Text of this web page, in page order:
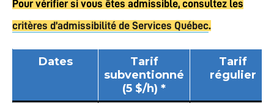
Pour vérifier si vous êtes admissible, consultez les
critères d’admissibilité de Services Québec.
Dates
Tarif
subventionné
(5 $/h) *
Tarif
régulier